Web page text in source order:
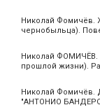
Николай Фомичёв.
чернобыльца).
Николай
прошлой жизни).
Николай
"АНТОНИО